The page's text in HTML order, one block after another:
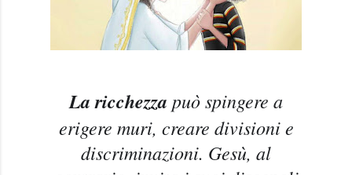
La ricchezza può spingere a
erigere muri, creare divisioni e
discriminazioni. Gesù, al